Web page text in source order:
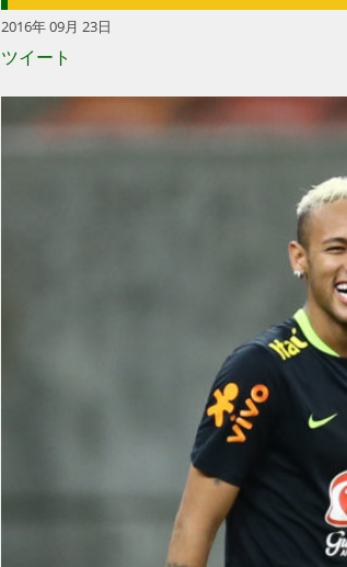
2016年 09月 23日
ツイート